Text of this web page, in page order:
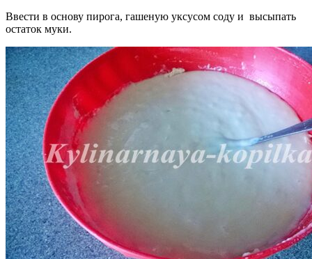
Ввести в основу пирога, гашеную уксусом соду и высыпать
остаток муки.